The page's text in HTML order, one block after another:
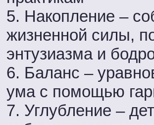
5. Накопление –
жизненной силы,
энтузиазма и
6. Баланс –
ума с помощью
7. Углубление –